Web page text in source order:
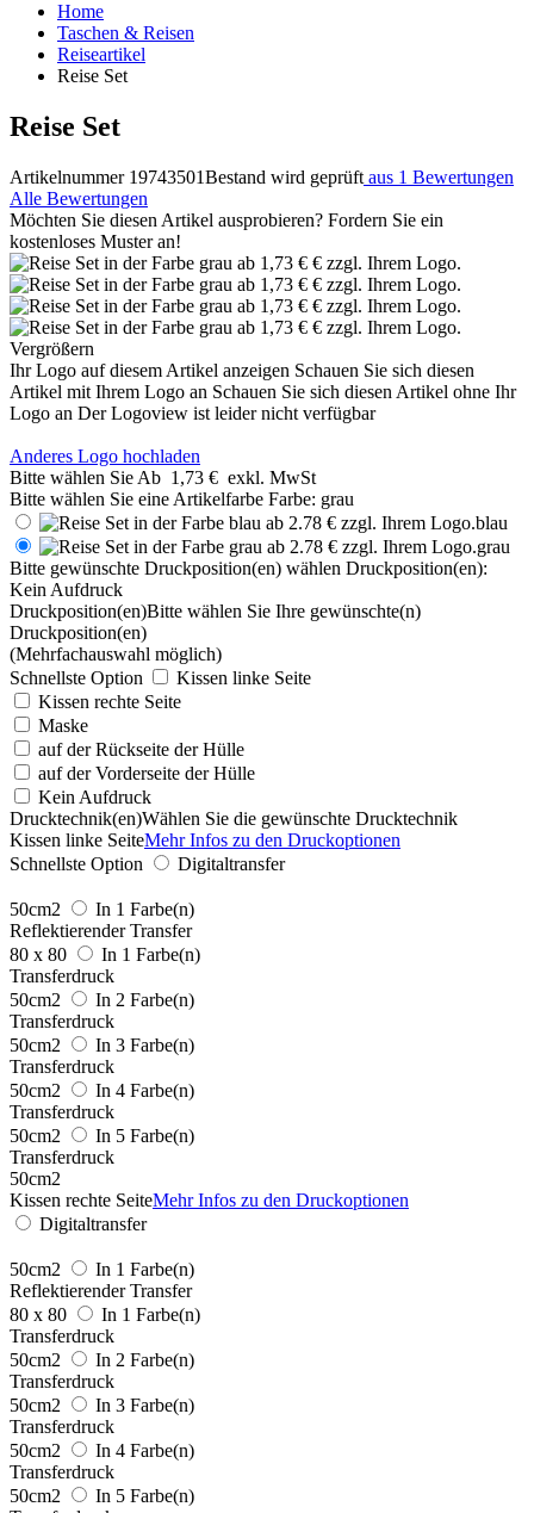
Home
Taschen & Reisen
Reiseartikel
Reise Set
Reise Set
Artikelnummer 19743501Bestand wird geprüft aus 1 Bewertungen
Alle Bewertungen
Möchten Sie diesen Artikel ausprobieren? Fordern Sie ein
kostenloses Muster an!
Vergrößern
Ihr Logo auf diesem Artikel anzeigen Schauen Sie sich diesen
Artikel mit Ihrem Logo an Schauen Sie sich diesen Artikel ohne Ihr
Logo an Der Logoview ist leider nicht verfügbar
Anderes Logo hochladen
Bitte wählen Sie Ab 1,73 € exkl. MwSt
Bitte wählen Sie eine Artikelfarbe Farbe: grau
blau
grau
Bitte gewünschte Druckposition(en) wählen Druckposition(en):
Kein Aufdruck
Druckposition(en)Bitte wählen Sie Ihre gewünschte(n)
Druckposition(en)
(Mehrfachauswahl möglich)
Schnellste Option
Kissen linke Seite
Kissen rechte Seite
Maske
auf der Rückseite der Hülle
auf der Vorderseite der Hülle
Kein Aufdruck
Drucktechnik(en)Wählen Sie die gewünschte Drucktechnik
Kissen linke SeiteMehr Infos zu den Druckoptionen
Schnellste Option
Digitaltransfer
50cm2
In 1 Farbe(n)
Reflektierender Transfer
80 x 80
In 1 Farbe(n)
Transferdruck
50cm2
In 2 Farbe(n)
Transferdruck
50cm2
In 3 Farbe(n)
Transferdruck
50cm2
In 4 Farbe(n)
Transferdruck
50cm2
In 5 Farbe(n)
Transferdruck
50cm2
Kissen rechte SeiteMehr Infos zu den Druckoptionen
Digitaltransfer
50cm2
In 1 Farbe(n)
Reflektierender Transfer
80 x 80
In 1 Farbe(n)
Transferdruck
50cm2
In 2 Farbe(n)
Transferdruck
50cm2
In 3 Farbe(n)
Transferdruck
50cm2
In 4 Farbe(n)
Transferdruck
50cm2
In 5 Farbe(n)